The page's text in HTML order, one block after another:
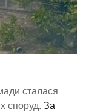
сталася
споруд. За